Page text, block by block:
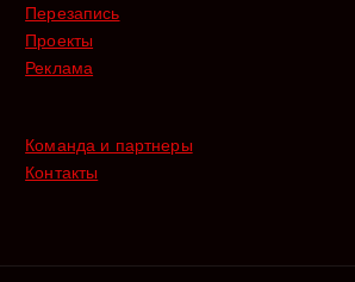
Перезапись
Проекты
Реклама
Команда и партнеры
Контакты